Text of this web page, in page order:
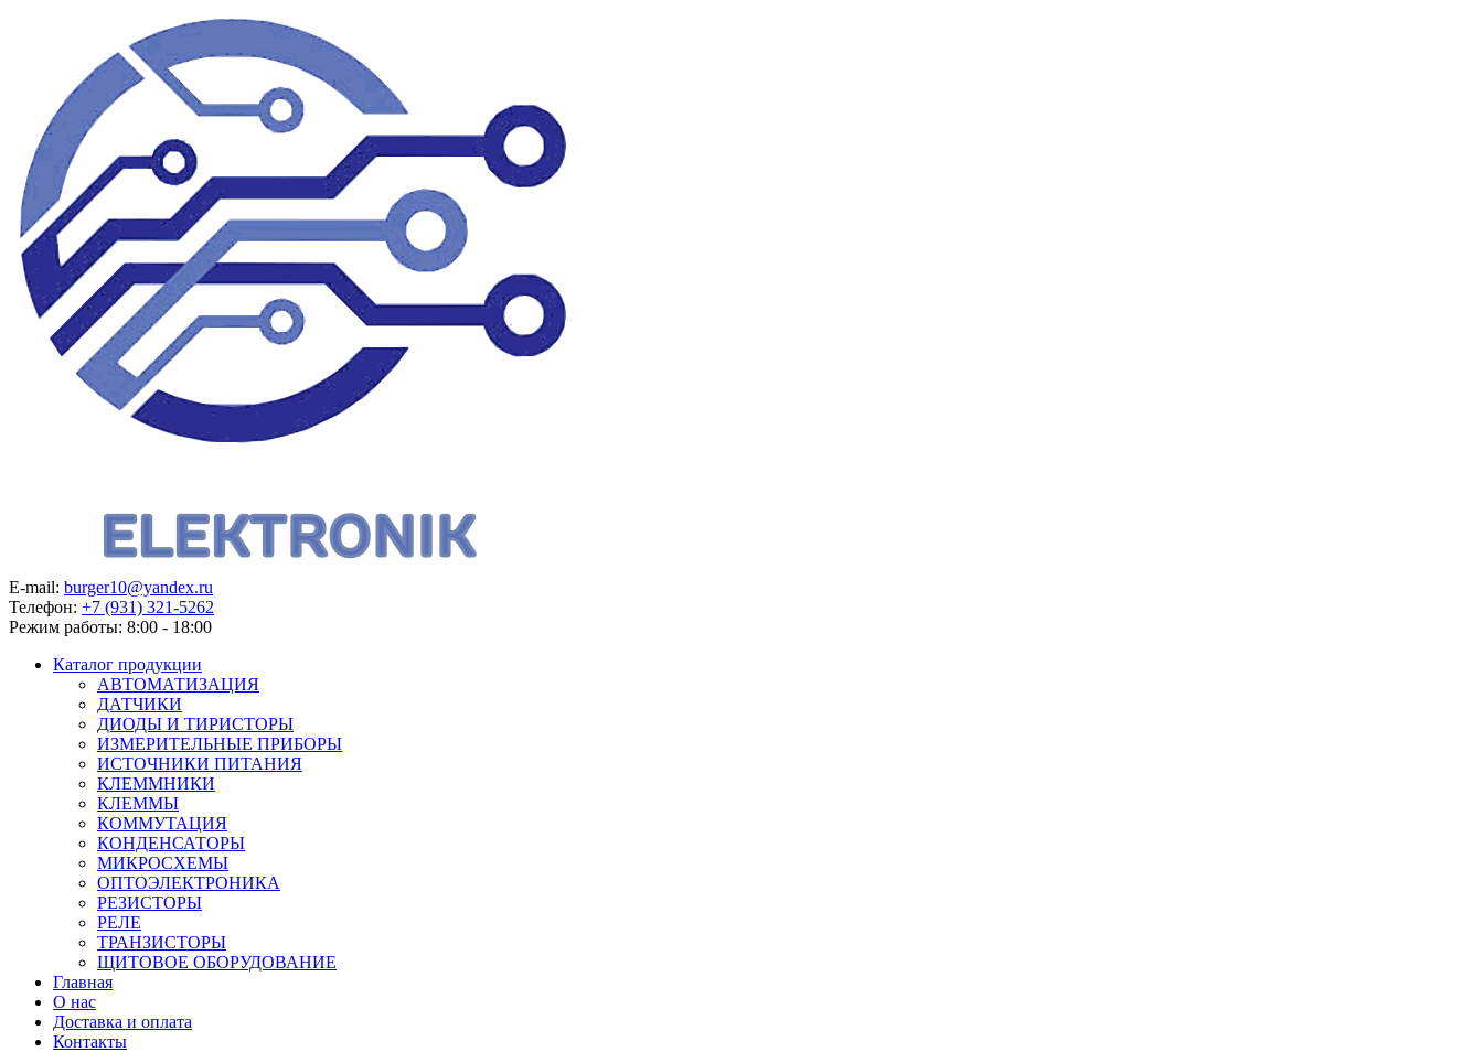
E-mail: burger10@yandex.ru
Телефон: +7 (931) 321-5262
Режим работы: 8:00 - 18:00
Каталог продукции
АВТОМАТИЗАЦИЯ
ДАТЧИКИ
ДИОДЫ И ТИРИСТОРЫ
ИЗМЕРИТЕЛЬНЫЕ ПРИБОРЫ
ИСТОЧНИКИ ПИТАНИЯ
КЛЕММНИКИ
КЛЕММЫ
КОММУТАЦИЯ
КОНДЕНСАТОРЫ
МИКРОСХЕМЫ
ОПТОЭЛЕКТРОНИКА
РЕЗИСТОРЫ
РЕЛЕ
ТРАНЗИСТОРЫ
ЩИТОВОЕ ОБОРУДОВАНИЕ
Главная
О нас
Доставка и оплата
Контакты